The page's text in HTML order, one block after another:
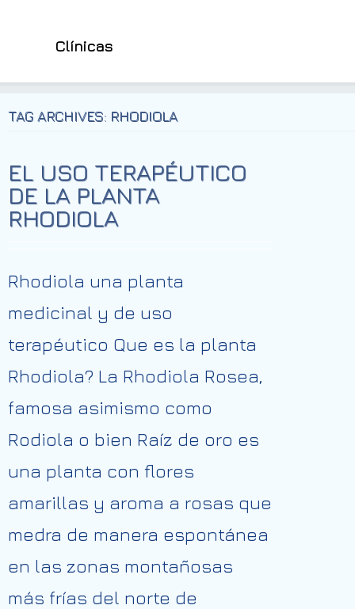
Clínicas
TAG ARCHIVES: RHODIOLA
EL USO TERAPÉUTICO
DE LA PLANTA
RHODIOLA
Rhodiola una planta
medicinal y de uso
terapéutico Que es la planta
Rhodiola? La Rhodiola Rosea,
famosa asimismo como
Rodiola o bien Raíz de oro es
una planta con flores
amarillas y aroma a rosas que
medra de manera espontánea
en las zonas montañosas
más frías del norte de